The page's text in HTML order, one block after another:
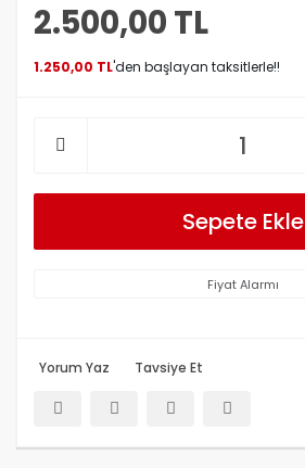
2.500,00 TL
1.250,00 TL'den başlayan taksitlerle!!
Sepete Ekle
Fiyat Alarmı
Yorum Yaz Tavsiye Et